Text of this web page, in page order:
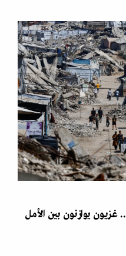
غزيون يوازنون بين الأمل